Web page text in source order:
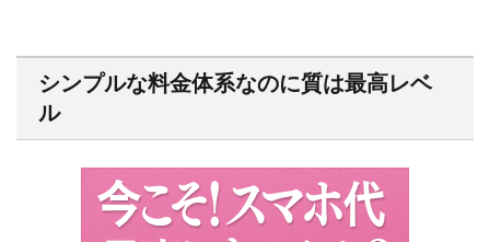
シンプルな料金体系なのに質は最高レベ
ル